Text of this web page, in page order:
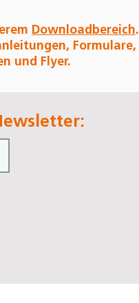
Downloadbereich.
Formulare,
und Flyer.